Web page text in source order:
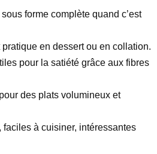
forme complète quand c’est
pratique en dessert ou en collation.
pour la satiété grâce aux fibres
des plats volumineux et
faciles à cuisiner, intéressantes